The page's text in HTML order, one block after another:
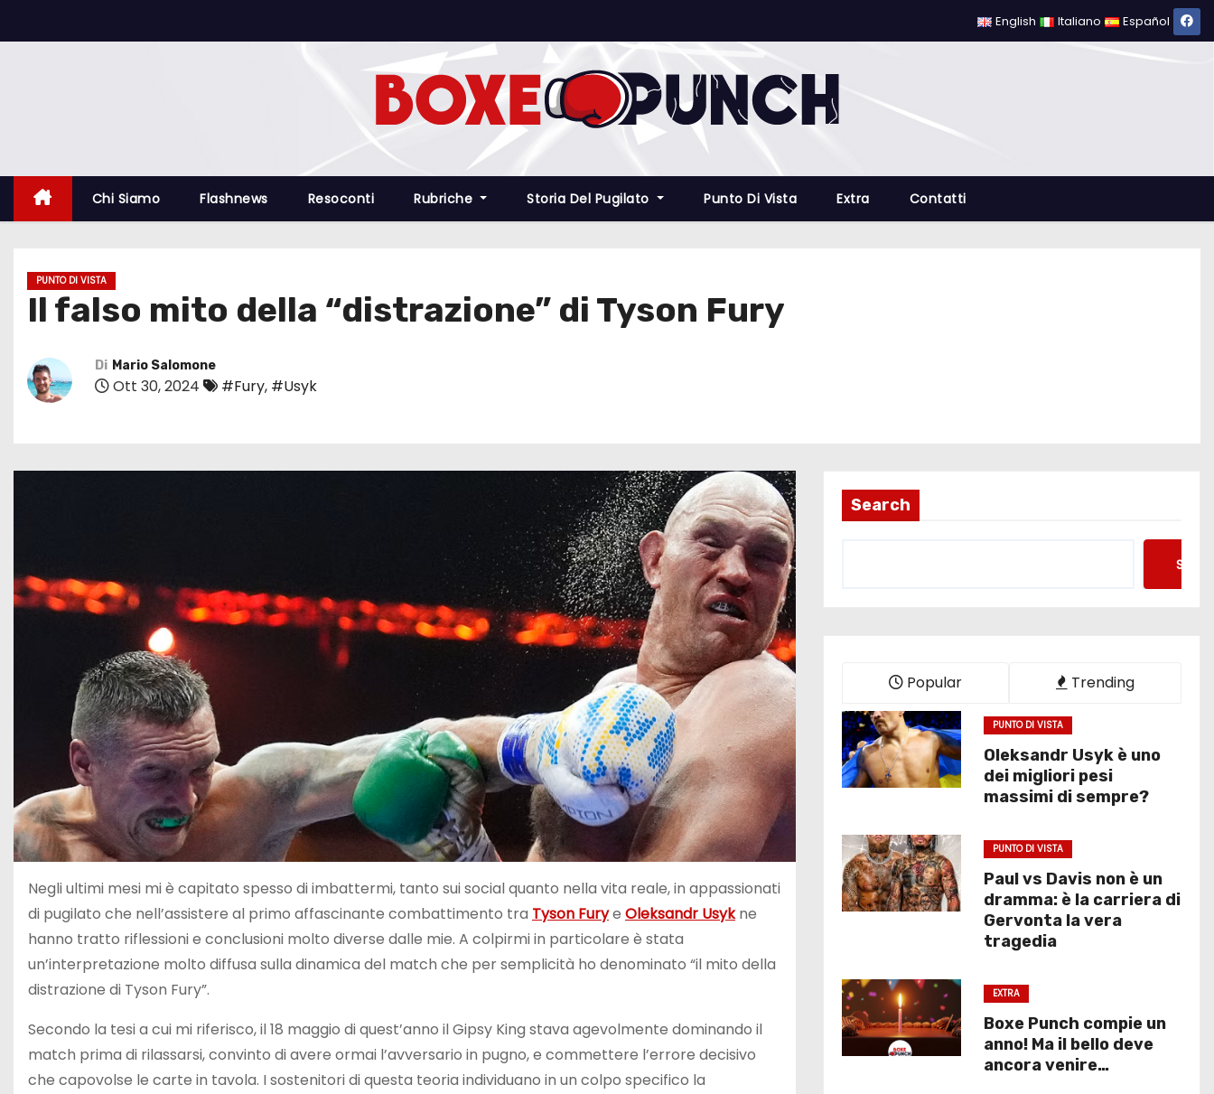
a
English Italiano Español
Chi Siamo Flashnews Resoconti Rubriche Storia Del Pugilato Punto Di Vista Extra Contatti
PUNTO DI VISTA
Il falso mito della “distrazione” di Tyson Fury
Di Mario Salomone
Ott 30, 2024 #Fury, #Usyk
Negli ultimi mesi mi è capitato spesso di imbattermi, tanto sui social quanto nella vita reale, in appassionati
di pugilato che nell’assistere al primo affascinante combattimento tra Tyson Furye Oleksandr Usykne
hanno tratto riflessioni e conclusioni molto diverse dalle mie. A colpirmi in particolare è stata
un’interpretazione molto diffusa sulla dinamica del match che per semplicità ho denominato “il mito della
distrazione di Tyson Fury”.
Secondo la tesi a cui mi riferisco, il 18 maggio di quest’anno il Gipsy King stava agevolmente dominando il
match prima di rilassarsi, convinto di avere ormai l’avversario in pugno, e commettere l’errore decisivo
che capovolse le carte in tavola. I sostenitori di questa teoria individuano in un colpo specifico la
Search
Popular Trending
PUNTO DI VISTA
Oleksandr Usyk è uno
dei migliori pesi
massimi di sempre?
PUNTO DI VISTA
Paul vs Davis non è un
dramma: è la carriera di
Gervonta la vera
tragedia
EXTRA
Boxe Punch compie un
anno! Ma il bello deve
ancora venire…